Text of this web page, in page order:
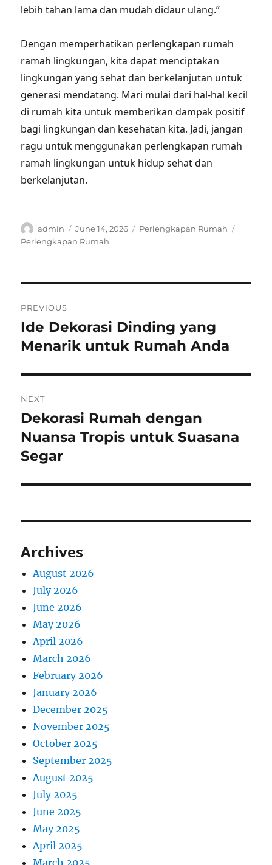
lebih tahan lama dan mudah didaur ulang.”
Dengan memperhatikan perlengkapan rumah
ramah lingkungan, kita dapat menciptakan
lingkungan yang sehat dan berkelanjutan untuk
generasi mendatang. Mari mulai dari hal-hal kecil
di rumah kita untuk memberikan dampak positif
bagi lingkungan dan kesehatan kita. Jadi, jangan
ragu untuk menggunakan perlengkapan rumah
ramah lingkungan untuk hidup sehat dan
berkelanjutan.
Author
admin
Posted
on
June 14, 2026 Categories
Perlengkapan Rumah
Perlengkapan Rumah
navigation
PREVIOUS
Previous
post:
Ide Dekorasi Dinding yang
Menarik untuk Rumah Anda
NEXT
Next
post:
Dekorasi Rumah dengan
Nuansa Tropis untuk Suasana
Segar
Archives
August 2026
July 2026
June 2026
May 2026
April 2026
March 2026
February 2026
January 2026
December 2025
November 2025
October 2025
September 2025
August 2025
July 2025
June 2025
May 2025
April 2025